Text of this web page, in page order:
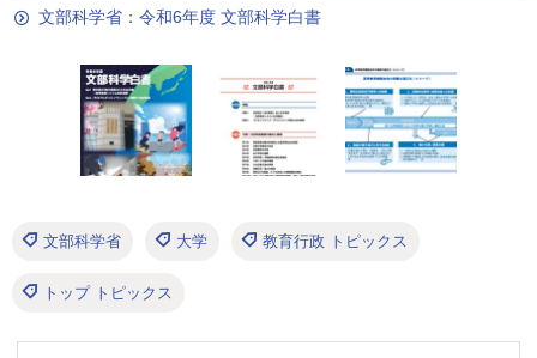
文部科学省：令和6年度 文部科学白書
文部科学省 大学 教育行政 トピックス
トップ トピックス